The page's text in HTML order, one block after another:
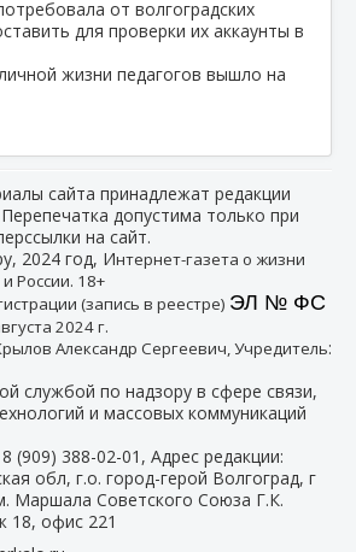
жизни педагогов вышло на
сайта принадлежат редакции
допустима только при
на сайт.
2024 год, Интернет-газета о жизни
России. 18+
(запись в реестре) ЭЛ № ФС
2024 г.
Александр Сергеевич, Учредитель:
службой по надзору в сфере связи,
и массовых коммуникаций
8 (909) 388-02-01 , Адрес редакции:
обл, г.о. город-герой Волгоград, г
Маршала Советского Союза Г.К.
18, офис 221